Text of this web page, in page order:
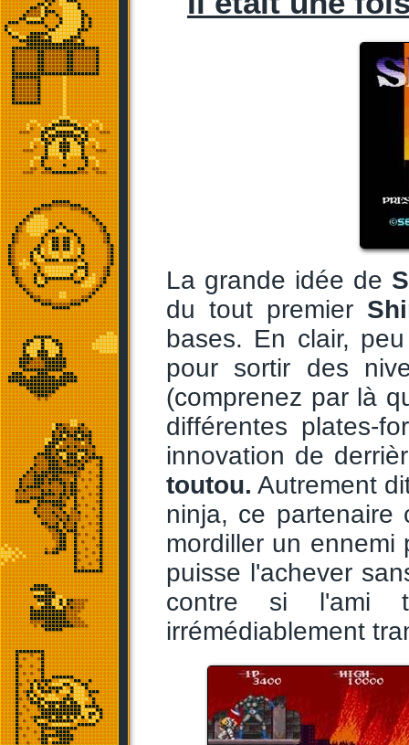
La grande idée de
du tout premier
bases. En clair,
pour sortir des
(comprenez par là
différentes plates-
innovation de
toutou. Autrement
ninja, ce partenaire
mordiller un ennemi
puisse l'achever
contre si l'ami
irrémédiablement